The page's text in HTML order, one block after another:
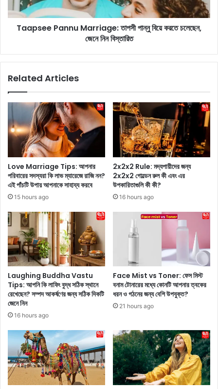
:
খ্যা
ম
রু
ভূ
র
ট্রি
বি
উ
ট
জা
নি
ন
তু
ন
গা
ড়ি
,
মা
হি
র
চ
ম
ক
a
r
g
e
:
সী
পা
বি
য়ে
ক
তে
চ
লে
ছে
ন
,
জে
নে
ন
স্তা
রি
ত
Taapsee Pannu Marriage: তাপসী পান্নু বিয়ে করতে চলেছেন,
জেনে নিন বিস্তারিত
Related Articles
Love Marriage Tips: আপনার
পরিবারের সদস্যরা কি লাভ ম্যারেজে রাজি নন?
এই পাঁচটি উপায় আপনাকে সাহায্য করবে
15 hours ago
2x2x2 Rule: মদ্যপায়ীদের জন্য
2x2x2 গোল্ডেন রুল কী এবং এর
উপকারিতাগুলি কী কী?
16 hours ago
Laughing Buddha Vastu
Tips: আপনি কি লাফিং বুদ্ধ সঠিক স্থানে
রেখেছেন? সম্পদ আকর্ষণের জন্য সঠিক দিকটি
জেনে নিন
16 hours ago
Face Mist vs Toner: ফেস মিস্ট
বনাম টোনারের মধ্যে কোনটি আপনার ত্বকের
ধরন ও গঠনের জন্য বেশি উপযুক্ত?
21 hours ago